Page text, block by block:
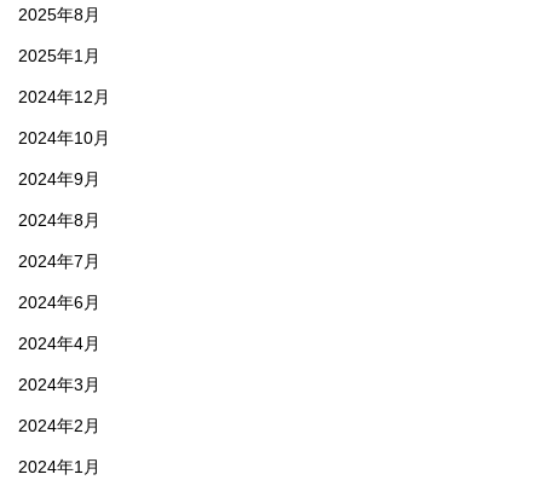
2025年8月
2025年1月
2024年12月
2024年10月
2024年9月
2024年8月
2024年7月
2024年6月
2024年4月
2024年3月
2024年2月
2024年1月